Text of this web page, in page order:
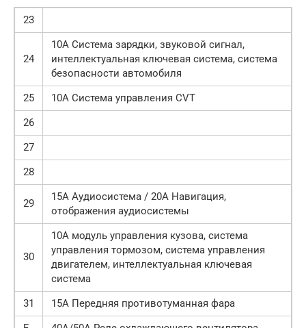
23
24
10А Система зарядки, звуковой сигнал,
интеллектуальная ключевая система, система
безопасности автомобиля
25
10А Система управления CVT
26
27
28
29
15А Аудиосистема / 20А Навигация,
отображения аудиосистемы
30
10А модуль управления кузова, система
управления тормозом, система управления
двигателем, интеллектуальная ключевая
система
31
15А Передняя противотуманная фара